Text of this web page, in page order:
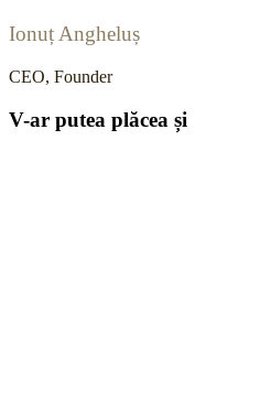
Ionuț Angheluș
CEO, Founder
V-ar putea plăcea și